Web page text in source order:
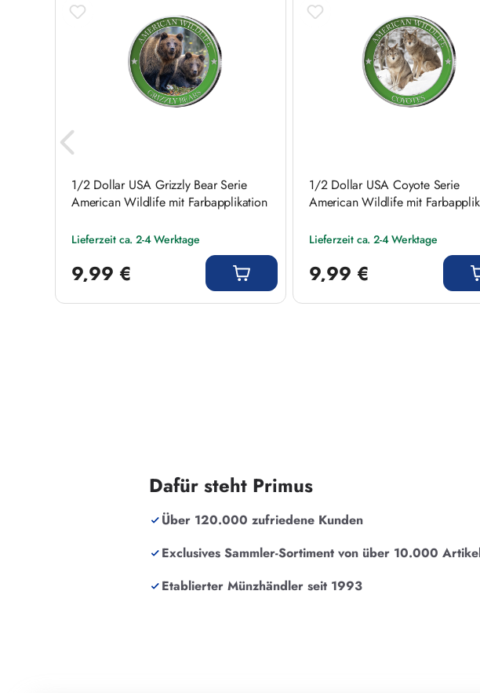
1/2 Dollar USA Grizzly Bear Serie
American Wildlife mit Farbapplikation
Lieferzeit ca. 2-4 Werktage
9,99 €
1/2 Dollar USA Coyote Serie
American Wildlife mit
Lieferzeit ca. 2-4 Werktage
9,99 €
Dafür steht Primus
Über 120.000 zufriedene Kunden
Exclusives Sammler-Sortiment von über 10.000
Etablierter Münzhändler seit 1993